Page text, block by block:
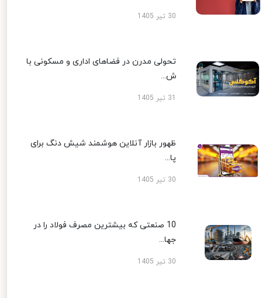
30 تیر 1405
تحولی مدرن در فضاهای اداری و مسکونی با
ش...
ظهور بازار آنلاین هوشمند شیش دنگ برای
پا...
30 تیر 1405
10 صنعتی که بیشترین مصرف فولاد را در
جها...
30 تیر 1405